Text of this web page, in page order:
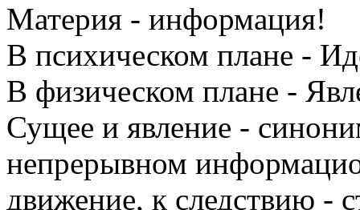
Материя - информация!
В психическом плане -
В физическом плане -
Сущее и явление -
непрерывном
движение, к следствию -